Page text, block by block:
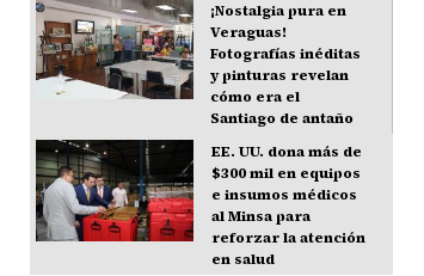
¡Nostalgia pura en
Veraguas!
Fotografías inéditas
y pinturas revelan
cómo era el
Santiago de antaño
EE. UU. dona más de
$300 mil en equipos
e insumos médicos
al Minsa para
reforzar la atención
en salud